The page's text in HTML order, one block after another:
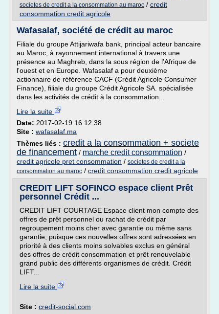
societes de credit a la consommation au maroc / credit
consommation credit agricole
Wafasalaf, société de crédit au maroc
Filiale du groupe Attijariwafa bank, principal acteur bancaire
au Maroc, à rayonnement international à travers une
présence au Maghreb, dans la sous région de l'Afrique de
l'ouest et en Europe. Wafasalaf a pour deuxième
actionnaire de référence CACF (Crédit Agricole Consumer
Finance), filiale du groupe Crédit Agricole SA. spécialisée
dans les activités de crédit à la consommation...
Lire la suite
Date: 2017-02-19 16:12:38
Site : wafasalaf.ma
Thèmes liés : credit a la consommation + societe
de financement / marche credit consommation /
credit agricole pret consommation / societes de credit a la
consommation au maroc / credit consommation credit agricole
CREDIT LIFT SOFINCO espace client Prêt
personnel Crédit ...
CREDIT LIFT COURTAGE Espace client mon compte des
offres de prêt personnel ou rachat de crédit par
regroupement moins cher avec garantie ou même sans
garantie, puisque ces nouvelles offres sont adressées en
priorité à des clients moins solvables exclus en général
des offres de crédit consommation et prêt renouvelable
grand public des différents organismes de crédit. Crédit
LIFT...
Lire la suite
Site : credit-social.com